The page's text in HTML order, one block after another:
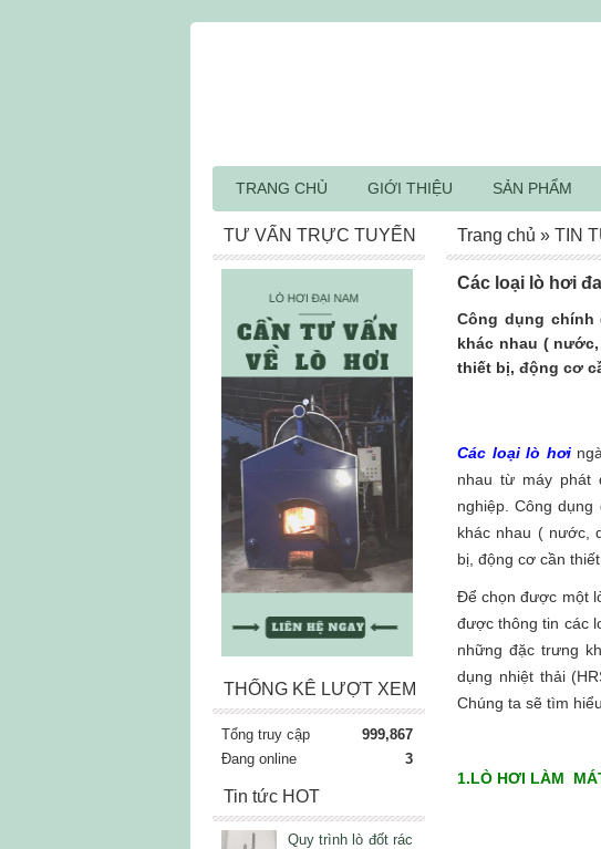
Các loại lò hơi
Công dụng
khác nhau (
thiết bị, động cơ
Các loại lò hơi
nhau từ máy phát
nghiệp. Công
khác nhau ( nước,
bị, động cơ cần thiết.
Để chọn được một
được thông tin các
những đặc trưng
dụng nhiệt thải
Chúng ta sẽ tìm
1.LÒ HƠI LÀM
Trang chủ »TIN
TƯ VẤN TRỰC TUYẾN
THỐNG KÊ LƯỢT XEM
Tổng truy cập
999,867
Đang online
3
Tin tức HOT
Quy trình lò đốt rác
TRANG CHỦ GIỚI THIỆU SẢN PHẨM